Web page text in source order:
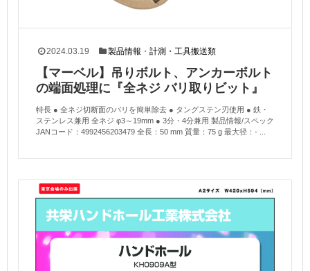
2024.03.19 製品情報 ・計測・工具搬送類
【マーベル】吊りボルト、アンカーボルト
の端面処理に『全ネジ バリ取りビット』
特長 ● 全ネジ切断面のバリを簡単除去 ● タングステン刃使用 ● 鉄・
ステンレス兼用 全ネジ φ3～19mm ● 3分・4分兼用 製品情報/スペック
JANコード：4992456203479 全長：50 mm 質量：75 g 最大径：- ...